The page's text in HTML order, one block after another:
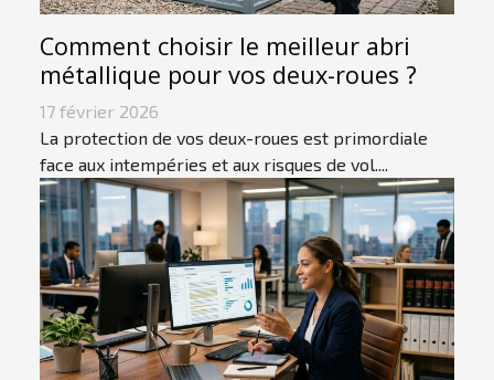
Comment choisir le meilleur abri
métallique pour vos deux-roues ?
17 février 2026
La protection de vos deux-roues est primordiale
face aux intempéries et aux risques de vol....